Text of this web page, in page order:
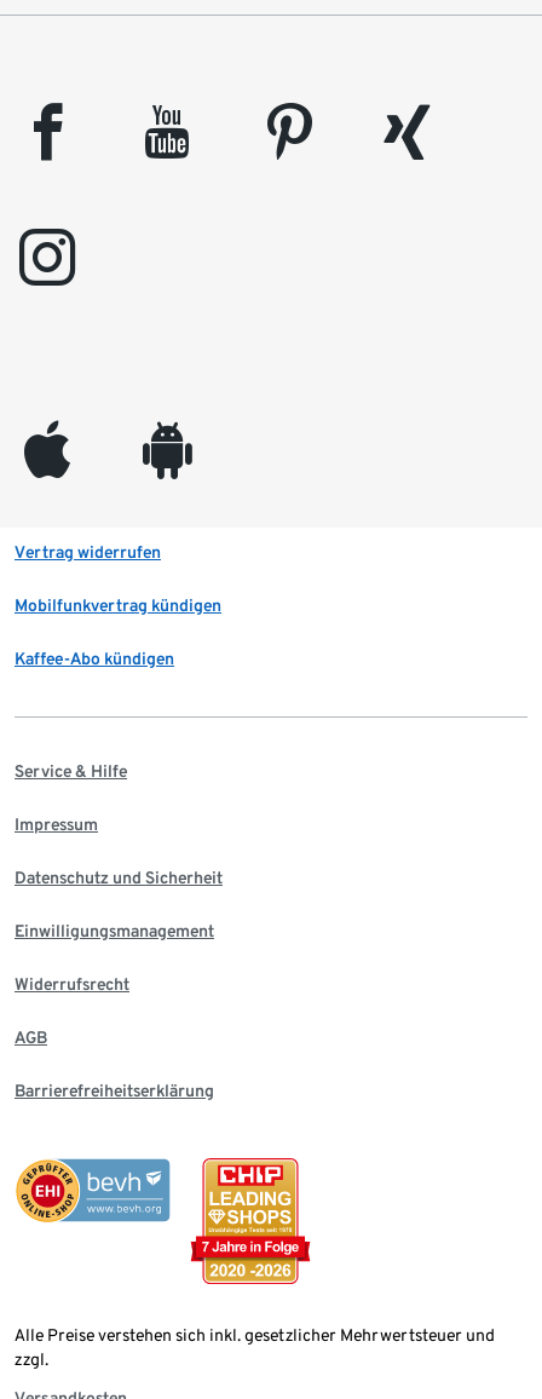
facebook youtube pinterest
xing
instagram
appleinc android
Vertrag widerrufen
Mobilfunkvertrag kündigen
Kaffee-Abo kündigen
Service & Hilfe
Impressum
Datenschutz und Sicherheit
Einwilligungsmanagement
Widerrufsrecht
AGB
Barrierefreiheitserklärung
Alle Preise verstehen sich inkl. gesetzlicher Mehrwertsteuer und
zzgl.